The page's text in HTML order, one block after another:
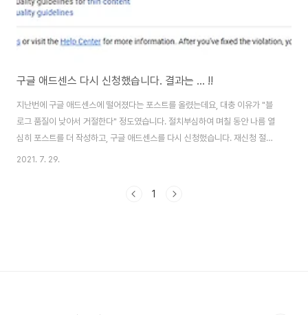
구글 애드센스 다시 신청했습니다. 결과는 ... !!
지난번에 구글 애드센스에 떨어졌다는 포스트를 올렸는데요, 대충 이유가 "블
로그 품질이 낮아서 거절한다" 정도였습니다. 절치부심하여 며칠 동안 나름 열
심히 포스트를 더 작성하고, 구글 애드센스를 다시 신청했습니다. 재신청 절차
0. 우선 구글에서 "구글 애드센스"를 검색하여 로그인 해줍니다. 1. 그러면 거
confirm I've fixed the policy violation on http://wytist.com" 체크박
2021. 7. 29.
1